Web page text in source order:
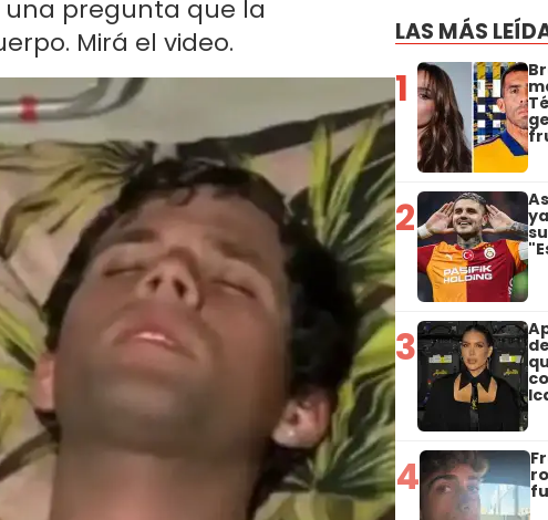
una pregunta que la
Mirá el video.
LAS MÁS
1
2
3
4